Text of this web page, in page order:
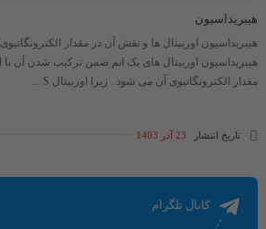
هیبریداسیون
هیبریداسیون اوربیتال ها و نقش آن در مقدار
هیبریداسیون اوربیتال های یک اتم ضمن ترکیب شدن آن
مقدار الکترونگاتیوی آن می شود . زیرا اوربیتال S ...
تاریخ انتشار 23 آذر 1403
کانال تلگرام